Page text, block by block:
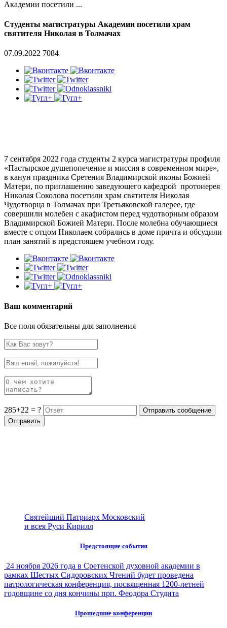
Академии посетили ...
Студенты магистратуры Академии посетили храм
святителя Николая в Толмачах
07.09.2022 7084
7 сентября 2022 года студенты 2 курса магистратуры профиля
«Пастырское душепопечение и миссия в современном мире»,
в канун праздника Сретения Владимирской иконы Божией
Матери, по приглашению заведующего кафедрой протоиерея
Николая Соколова посетили храм святителя Николая
Чудотворца в Толмачах при Третьяковской галерее, где
совершили молебен с акафистом перед чудотворным образом
Владимирской Божией Матери. После молебна обучающиеся
вместе с отцом Николаем собрались в доме причта и обсудили
план занятий в предстоящем учебном году.
Ваш комментарий
Все поля обязательны для заполнения
285+22 = ?
Святейший Патриарх Московский
и всея Руси Кирилл
Предстоящие события
24 ноября 2026 года в Сретенской духовной академии в
рамках Шестых Сидоровских Чтений будет проведена
патрологическая конференция, посвященная 1200-летней
годовщине со дня кончины прп. Феодора Студита
Прошедшие конференции